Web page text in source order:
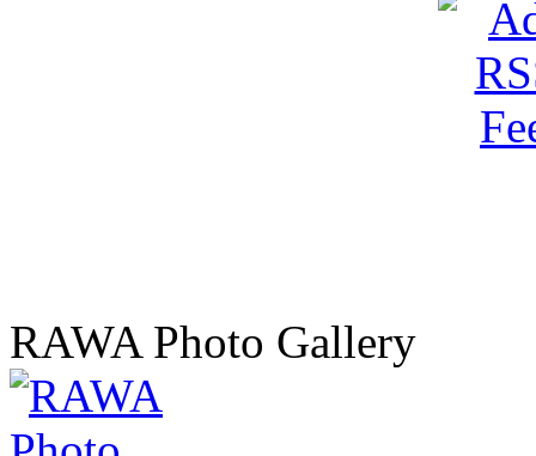
RAWA Photo Gallery